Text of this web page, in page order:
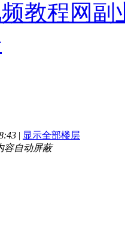
教程网
| 显示全部楼层
容自动屏蔽